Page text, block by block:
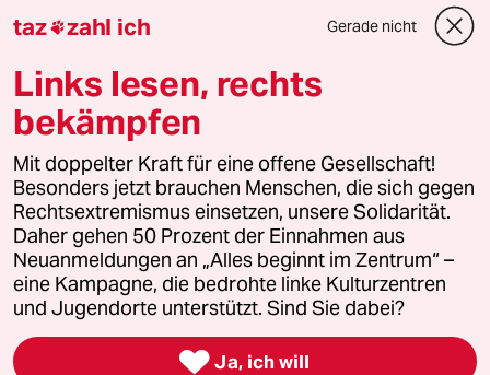
Downloads für Abonnierende
© 2026 taz Verlags und Vertriebs GmbH
Alle Rechte vorbehalten. Bei rechtlichen Fragen oder für Genehmigungen
wenden Sie sich bitte an
lizenzen@taz.de
Feedback Redaktionsstatut Kommune-Richtlinien
Leitlinie Informant Datenschutz Impressum AGB
Seitenwende Einwilligungen widerrufen (Ads)
taz zahl ich Gerade nicht
Links lesen, rechts
bekämpfen
Mit doppelter Kraft für eine offene Gesellschaft!
Besonders jetzt brauchen Menschen, die sich gegen
Rechtsextremismus einsetzen, unsere Solidarität.
Daher gehen 50 Prozent der Einnahmen aus
Neuanmeldungen an „Alles beginnt im Zentrum“ –
eine Kampagne, die bedrohte linke Kulturzentren
und Jugendorte unterstützt. Sind Sie dabei?
 Ja, ich will